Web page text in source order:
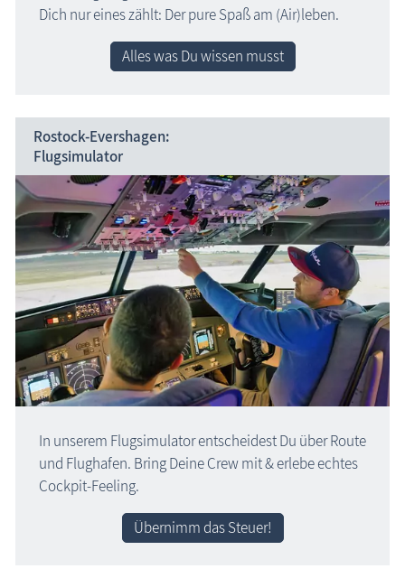
Dich nur eines zählt: Der pure Spaß am (Air)leben.
Alles was Du wissen musst
Rostock-Evershagen:
Flugsimulator
In unserem Flugsimulator entscheidest Du über Route
und Flughafen. Bring Deine Crew mit & erlebe echtes
Cockpit-Feeling.
Übernimm das Steuer!